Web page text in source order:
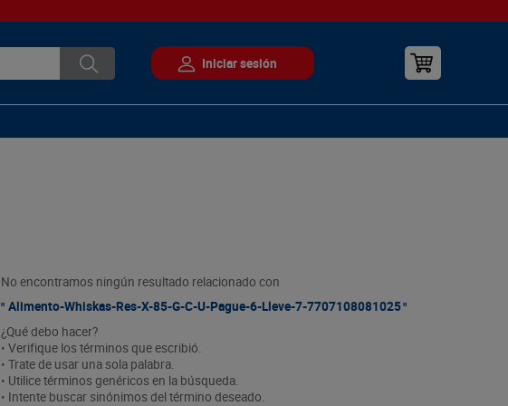
No encontramos ningún resultado relacionado con
Alimento-Whiskas-Res-X-85-G-C-U-Pague-6-Lleve-7-7707108081025
¿Qué debo hacer?
• Verifique los términos que escribió.
• Trate de usar una sola palabra.
• Utilice términos genéricos en la búsqueda.
• Intente buscar sinónimos del término deseado.